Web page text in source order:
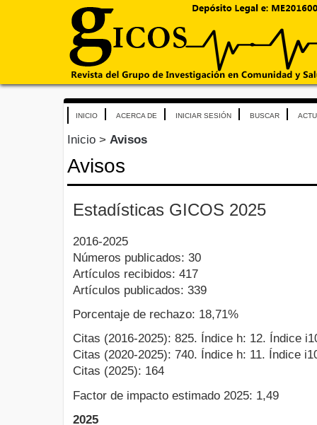
INICIO ACERCA DE INICIAR SESIÓN BUSCAR
Inicio > Avisos
Avisos
Estadísticas GICOS 2025
2016-2025
Números publicados: 30
Artículos recibidos: 417
Artículos publicados: 339
Porcentaje de rechazo: 18,71%
Citas (2016-2025): 825. Índice h: 12. Índice
Citas (2020-2025): 740. Índice h: 11. Índice
Citas (2025): 164
Factor de impacto estimado 2025: 1,49
2025